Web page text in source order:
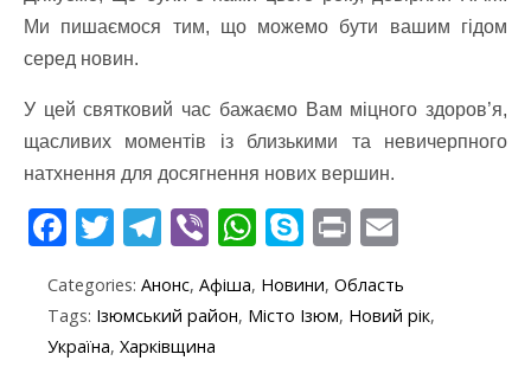
Ми пишаємося тим, що можемо бути вашим гідом
серед новин.
У цей святковий час бажаємо Вам міцного здоров’я,
щасливих моментів із близькими та невичерпного
натхнення для досягнення нових вершин.
F
e
b
T
itt
er
T
e
gr
Vi
b
er
W
at
S
y
Pr
in
t ai
Categories: Анонс, Афіша, Новини, Область
Tags: Ізюмський район, Місто Ізюм, Новий рік,
Україна, Харківщина